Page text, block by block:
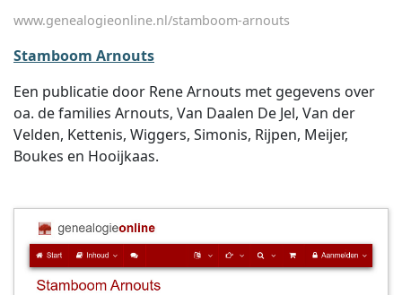
www.genealogieonline.nl/stamboom-arnouts
Stamboom Arnouts
Een publicatie door Rene Arnouts met gegevens over
oa. de families Arnouts, Van Daalen De Jel, Van der
Velden, Kettenis, Wiggers, Simonis, Rijpen, Meijer,
Boukes en Hooijkaas.